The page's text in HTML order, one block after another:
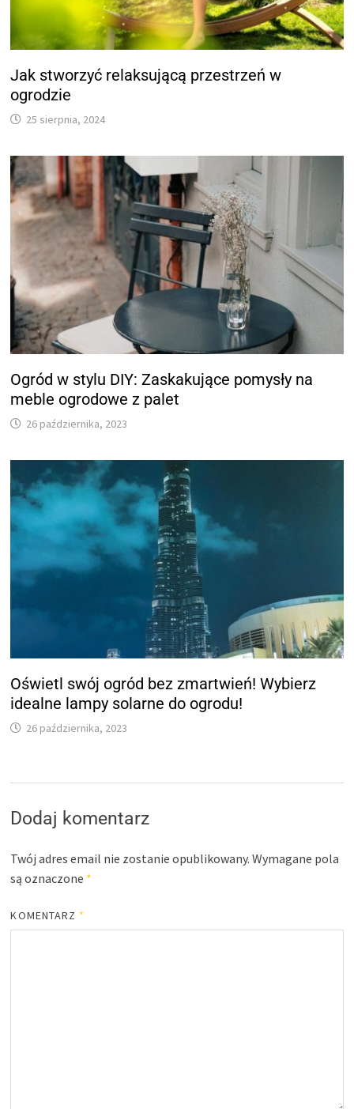
Jak stworzyć relaksującą przestrzeń w
ogrodzie
25 sierpnia, 2024
Ogród w stylu DIY: Zaskakujące pomysły na
meble ogrodowe z palet
26 października, 2023
Oświetl swój ogród bez zmartwień! Wybierz
idealne lampy solarne do ogrodu!
26 października, 2023
Dodaj komentarz
Twój adres email nie zostanie opublikowany. Wymagane pola
są oznaczone *
KOMENTARZ *